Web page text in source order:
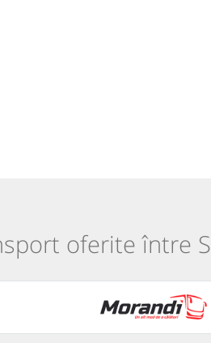
oferite între